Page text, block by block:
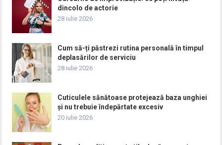
dincolo de actorie
28 iulie 2026
Cum să-ți păstrezi rutina personală în timpul
deplasărilor de serviciu
28 iulie 2026
Cuticulele sănătoase protejează baza unghiei
și nu trebuie îndepărtate excesiv
20 iulie 2026